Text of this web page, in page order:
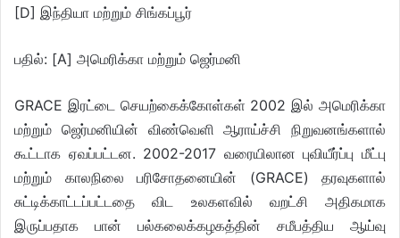
[D] இந்தியா மற்றும் சிங்கப்பூர்
பதில்: [A] அமெரிக்கா மற்றும் ஜெர்மனி
GRACE இரட்டை செயற்கைக்கோள்கள் 2002 இல் அமெரிக்கா
மற்றும் ஜெர்மனியின் விண்வெளி ஆராய்ச்சி நிறுவனங்களால்
கூட்டாக ஏவப்பட்டன. 2002-2017 வரையிலான புவியீர்ப்பு மீட்பு
மற்றும் காலநிலை பரிசோதனையின் (GRACE) தரவுகளால்
சுட்டிக்காட்டப்பட்டதை விட உலகளவில் வறட்சி அதிகமாக
இருப்பதாக பான் பல்கலைக்கழகத்தின் சமீபத்திய ஆய்வு